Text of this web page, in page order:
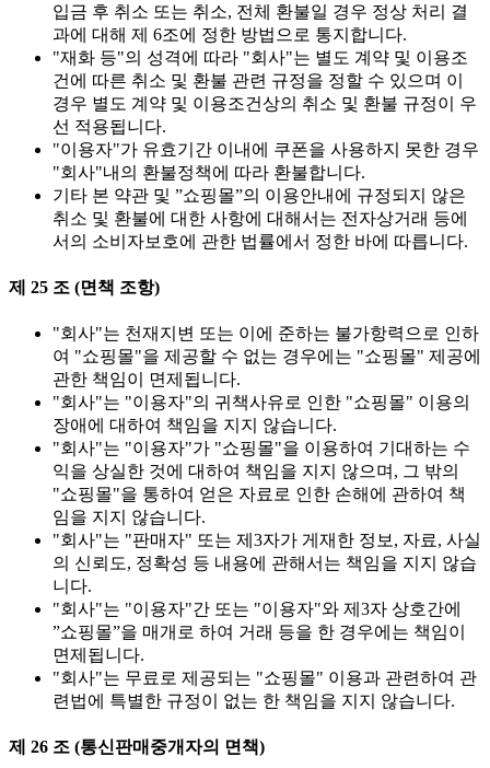
입금 후 취소 또는 취소, 전체 환불일 경우 정상 처리 결
과에 대해 제 6조에 정한 방법으로 통지합니다.
"재화 등"의 성격에 따라 "회사"는 별도 계약 및 이용조
건에 따른 취소 및 환불 관련 규정을 정할 수 있으며 이
경우 별도 계약 및 이용조건상의 취소 및 환불 규정이 우
선 적용됩니다.
"이용자"가 유효기간 이내에 쿠폰을 사용하지 못한 경우
"회사"내의 환불정책에 따라 환불합니다.
기타 본 약관 및 ”쇼핑몰”의 이용안내에 규정되지 않은
취소 및 환불에 대한 사항에 대해서는 전자상거래 등에
서의 소비자보호에 관한 법률에서 정한 바에 따릅니다.
제 25 조 (면책 조항)
"회사"는 천재지변 또는 이에 준하는 불가항력으로 인하
여 "쇼핑몰"을 제공할 수 없는 경우에는 "쇼핑몰" 제공에
관한 책임이 면제됩니다.
"회사"는 "이용자"의 귀책사유로 인한 "쇼핑몰" 이용의
장애에 대하여 책임을 지지 않습니다.
"회사"는 "이용자"가 "쇼핑몰"을 이용하여 기대하는 수
익을 상실한 것에 대하여 책임을 지지 않으며, 그 밖의
"쇼핑몰"을 통하여 얻은 자료로 인한 손해에 관하여 책
임을 지지 않습니다.
"회사"는 "판매자" 또는 제3자가 게재한 정보, 자료, 사실
의 신뢰도, 정확성 등 내용에 관해서는 책임을 지지 않습
니다.
"회사"는 "이용자"간 또는 "이용자"와 제3자 상호간에
”쇼핑몰”을 매개로 하여 거래 등을 한 경우에는 책임이
면제됩니다.
"회사"는 무료로 제공되는 "쇼핑몰" 이용과 관련하여 관
련법에 특별한 규정이 없는 한 책임을 지지 않습니다.
제 26 조 (통신판매중개자의 면책)